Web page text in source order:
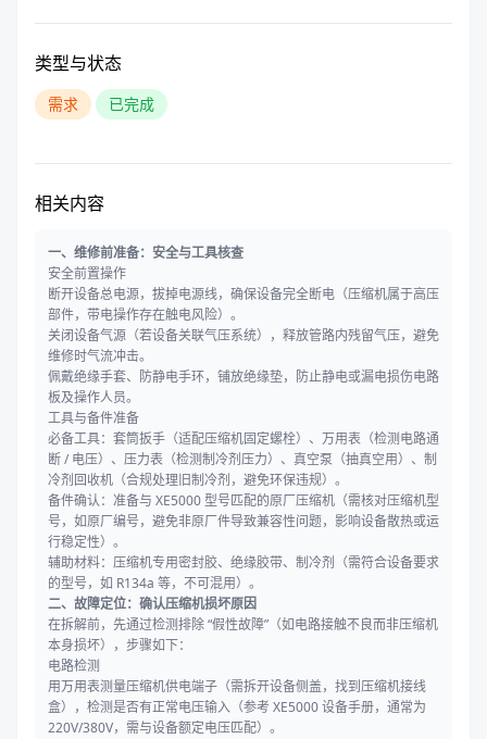
类型与状态
需求 已完成
相关内容
一、维修前准备：安全与工具核查
安全前置操作
断开设备总电源，拔掉电源线，确保设备完全断电（压缩机属于高压
部件，带电操作存在触电风险）。
关闭设备气源（若设备关联气压系统），释放管路内残留气压，避免
维修时气流冲击。
佩戴绝缘手套、防静电手环，铺放绝缘垫，防止静电或漏电损伤电路
板及操作人员。
工具与备件准备
必备工具：套筒扳手（适配压缩机固定螺栓）、万用表（检测电路通
断 / 电压）、压力表（检测制冷剂压力）、真空泵（抽真空用）、制
冷剂回收机（合规处理旧制冷剂，避免环保违规）。
备件确认：准备与 XE5000 型号匹配的原厂压缩机（需核对压缩机型
号，如原厂编号，避免非原厂件导致兼容性问题，影响设备散热或运
行稳定性）。
辅助材料：压缩机专用密封胶、绝缘胶带、制冷剂（需符合设备要求
的型号，如 R134a 等，不可混用）。
二、故障定位：确认压缩机损坏原因
在拆解前，先通过检测排除 “假性故障”（如电路接触不良而非压缩机
本身损坏），步骤如下：
电路检测
用万用表测量压缩机供电端子（需拆开设备侧盖，找到压缩机接线
盒），检测是否有正常电压输入（参考 XE5000 设备手册，通常为
220V/380V，需与设备额定电压匹配）。